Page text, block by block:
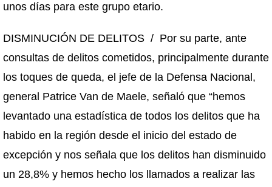
unos días para este grupo etario.
DISMINUCIÓN DE DELITOS / Por su parte, ante
consultas de delitos cometidos, principalmente durante
los toques de queda, el jefe de la Defensa Nacional,
general Patrice Van de Maele, señaló que “hemos
levantado una estadística de todos los delitos que ha
habido en la región desde el inicio del estado de
excepción y nos señala que los delitos han disminuido
un 28,8% y hemos hecho los llamados a realizar las